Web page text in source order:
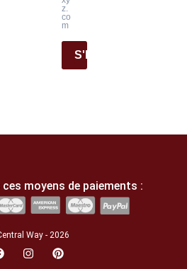
z.
co
m
S'INSCRIRE
moyens de paiements :
Way - 2026